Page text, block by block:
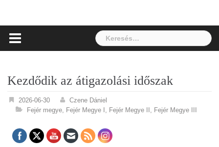
Keresés:
Kezdődik az átigazolási időszak
2026-06-30
Czene Dániel
Fejér megye, Fejér Megye I , Fejér Megye II , Fejér Megye III